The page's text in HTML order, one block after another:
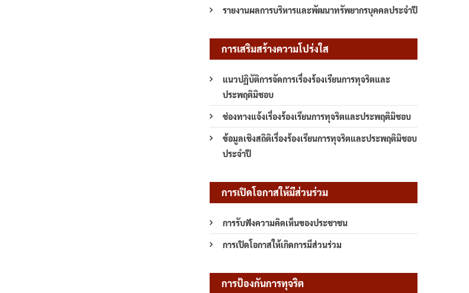
รายงานผลการบริหารและพัฒนาทรัพยากรบุคคลประจำปี
การเสริมสร้างความโปร่งใส
แนวปฏิบัติการจัดการเรื่องร้องเรียนการทุจริตและ
ประพฤติมิชอบ
ช่องทางแจ้งเรื่องร้องเรียนการทุจริตและประพฤติมิชอบ
ข้อมูลเชิงสถิติเรื่องร้องเรียนการทุจริตและประพฤติมิชอบ
ประจำปี
การเปิดโอกาสให้มีส่วนร่วม
การรับฟังความคิดเห็นของประชาชน
การเปิดโอกาสให้เกิดการมีส่วนร่วม
การป้องกันการทุจริต